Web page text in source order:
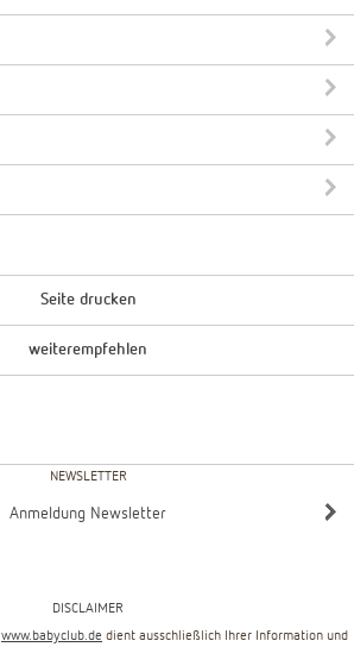
Seite drucken
weiterempfehlen
NEWSLETTER
Anmeldung Newsletter
DISCLAIMER
www.babyclub.de dient ausschließlich Ihrer Information und